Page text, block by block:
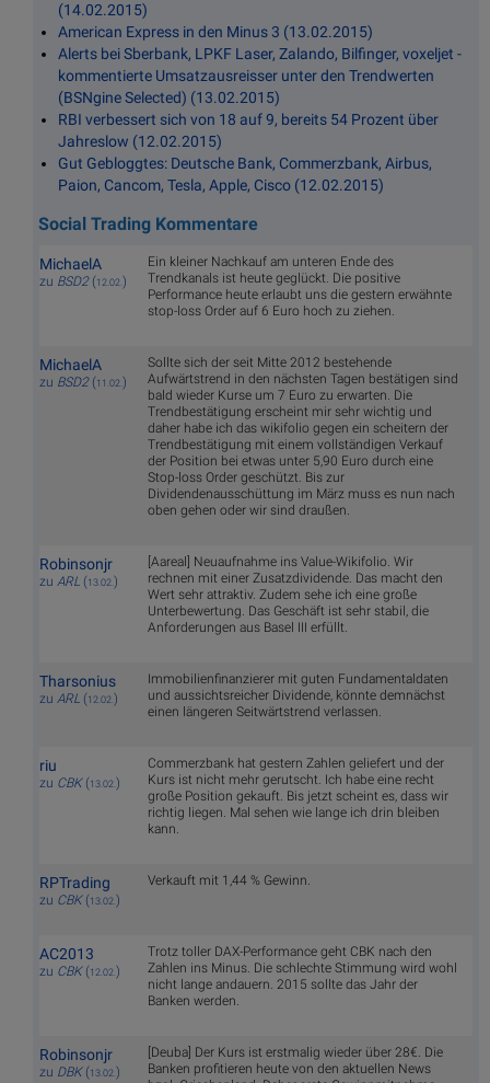
(14.02.2015)
American Express in den Minus 3 (13.02.2015)
Alerts bei Sberbank, LPKF Laser, Zalando, Bilfinger, voxeljet -
kommentierte Umsatzausreisser unter den Trendwerten
(BSNgine Selected) (13.02.2015)
RBI verbessert sich von 18 auf 9, bereits 54 Prozent über
Jahreslow (12.02.2015)
Gut Gebloggtes: Deutsche Bank, Commerzbank, Airbus,
Paion, Cancom, Tesla, Apple, Cisco (12.02.2015)
Social Trading Kommentare
MichaelA
zu BSD2(12.02. )
Ein kleiner Nachkauf am unteren Ende des
Trendkanals ist heute geglückt. Die positive
Performance heute erlaubt uns die gestern erwähnte
stop-loss Order auf 6 Euro hoch zu ziehen.
MichaelA
zu BSD2(11.02. )
Sollte sich der seit Mitte 2012 bestehende
Aufwärtstrend in den nächsten Tagen bestätigen sind
bald wieder Kurse um 7 Euro zu erwarten. Die
Trendbestätigung erscheint mir sehr wichtig und
daher habe ich das wikifolio gegen ein scheitern der
Trendbestätigung mit einem vollständigen Verkauf
der Position bei etwas unter 5,90 Euro durch eine
Stop-loss Order geschützt. Bis zur
Dividendenausschüttung im März muss es nun nach
oben gehen oder wir sind draußen.
Robinsonjr
zu ARL (13.02. )
[Aareal] Neuaufnahme ins Value-Wikifolio. Wir
rechnen mit einer Zusatzdividende. Das macht den
Wert sehr attraktiv. Zudem sehe ich eine große
Unterbewertung. Das Geschäft ist sehr stabil, die
Anforderungen aus Basel III erfüllt.
Tharsonius
zu ARL (12.02. )
Immobilienfinanzierer mit guten Fundamentaldaten
und aussichtsreicher Dividende, könnte demnächst
einen längeren Seitwärtstrend verlassen.
riu
zu CBK(13.02. )
Commerzbank hat gestern Zahlen geliefert und der
Kurs ist nicht mehr gerutscht. Ich habe eine recht
große Position gekauft. Bis jetzt scheint es, dass wir
richtig liegen. Mal sehen wie lange ich drin bleiben
kann.
RPTrading
zu CBK(13.02. )
Verkauft mit 1,44 % Gewinn.
AC2013
zu CBK(12.02. )
Trotz toller DAX-Performance geht CBK nach den
Zahlen ins Minus. Die schlechte Stimmung wird wohl
nicht lange andauern. 2015 sollte das Jahr der
Banken werden.
Robinsonjr
zu DBK(13.02. )
[Deuba] Der Kurs ist erstmalig wieder über 28€. Die
Banken profitieren heute von den aktuellen News